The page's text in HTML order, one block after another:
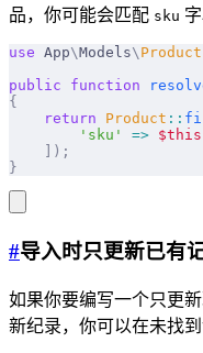
品，你可能会匹配 sku 字
use App\Models\ Product
public function
{
    return
Product ::
        'sku'
=> $this
    ]);
}
#导入时只更新已有
如果你要编写一个只更
新纪录，你可以在未找